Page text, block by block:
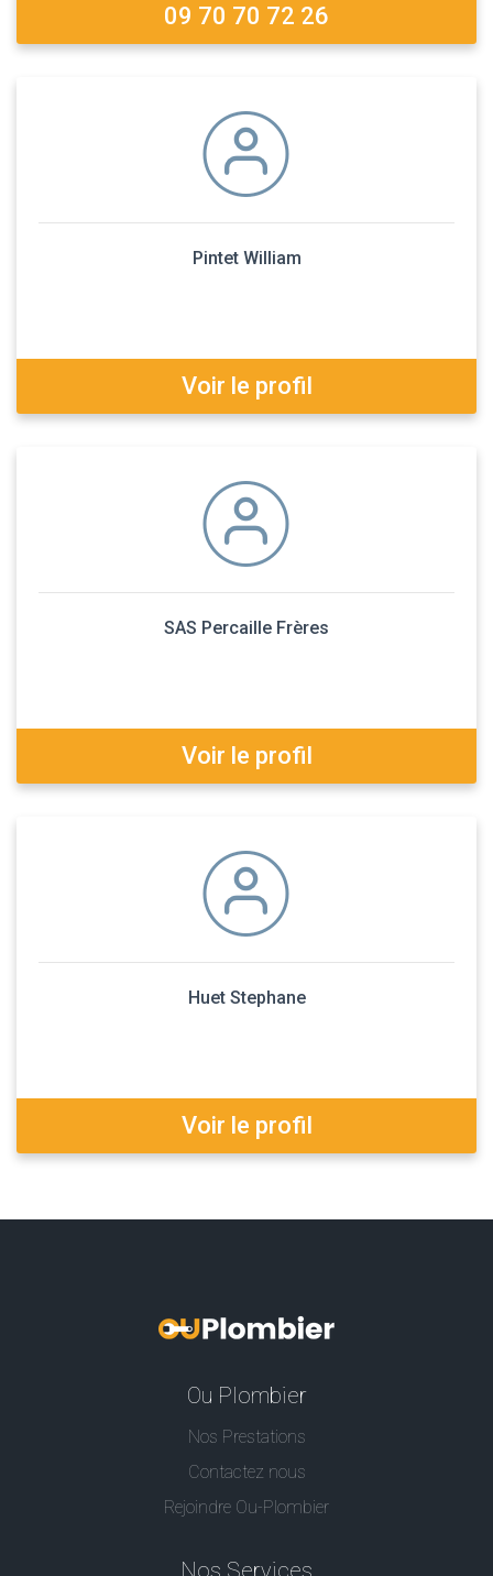
09 70 70 72 26
Pintet William
Voir le profil
SAS Percaille Frères
Voir le profil
Huet Stephane
Voir le profil
Ou Plombier
Nos Prestations
Contactez nous
Rejoindre Ou-Plombier
Nos Services